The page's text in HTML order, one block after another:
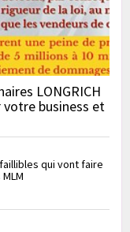
LONGRICH
business et
qui vont faire